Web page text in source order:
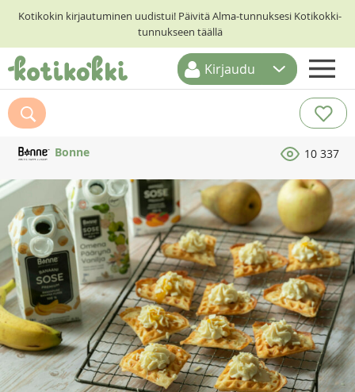
Kotikokin kirjautuminen uudistui! Päivitä Alma-tunnuksesi Kotikokki-
tunnukseen täällä
ETUSIVU
RESEPTIHAKU
RUOKATEEMAT
KESKUSTELUT
KOTIKOKIT
Kirjaudu
Bonne 10 337